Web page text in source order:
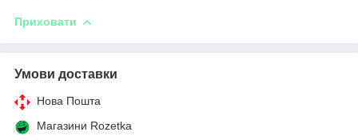
Приховати
Умови доставки
Нова Пошта
Магазини Rozetka